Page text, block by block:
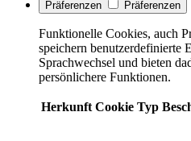
Präferenzen Präferenzen
Funktionelle Cookies, auch
speichern benutzerdefinierte
Sprachwechsel und bieten
persönlichere Funktionen.
Herkunft Cookie Typ